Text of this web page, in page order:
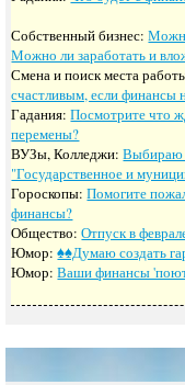
Собственный бизнес:
Можно ли заработать и
Смена и поиск места
счастливым, если финансы
Гадания:Посмотрите что
перемены?
ВУЗы, Колледжи:Выбираю
"Государственное и
Гороскопы:Помогите
финансы?
Общество:Отпуск в
Юмор:♠♠Думаю создать
Юмор:Ваши финансы